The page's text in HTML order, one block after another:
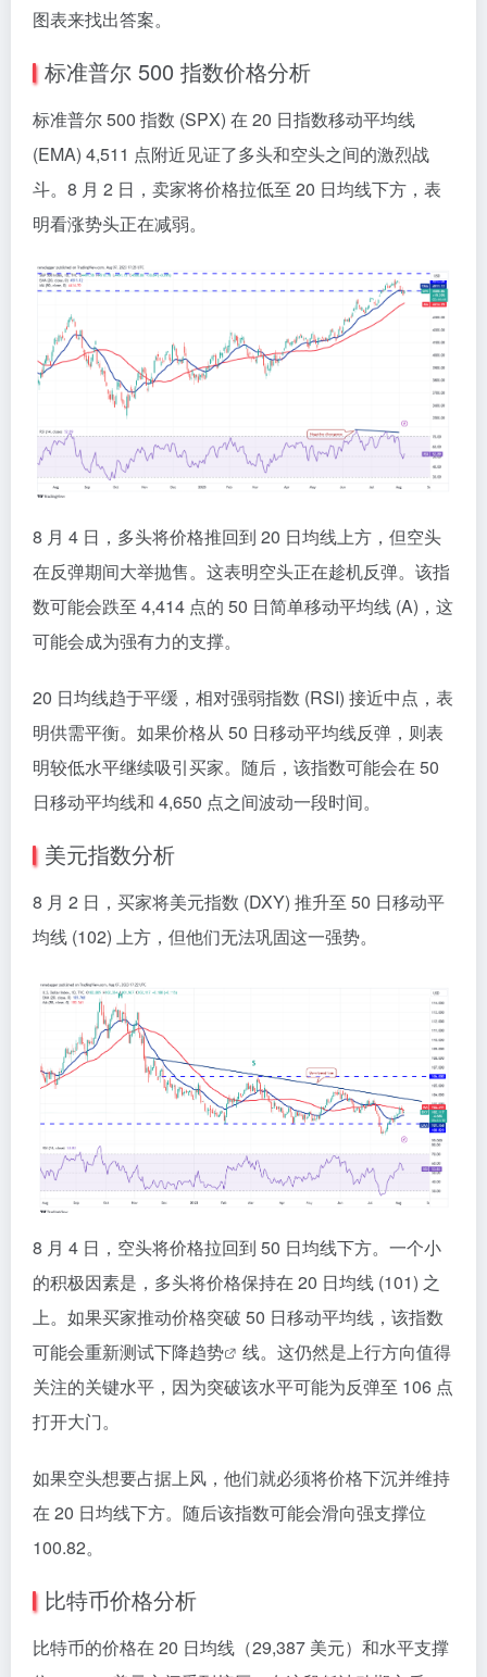
图表来找出答案。
标准普尔 500 指数价格分析
标准普尔 500 指数 (SPX) 在 20 日指数移动平均线
(EMA) 4,511 点附近见证了多头和空头之间的激烈战
斗。8 月 2 日，卖家将价格拉低至 20 日均线下方，表
明看涨势头正在减弱。
8 月 4 日，多头将价格推回到 20 日均线上方，但空头
在反弹期间大举抛售。这表明空头正在趁机反弹。该指
数可能会跌至 4,414 点的 50 日简单移动平均线 (A)，这
可能会成为强有力的支撑。
20 日均线趋于平缓，相对强弱指数 (RSI) 接近中点，表
明供需平衡。如果价格从 50 日移动平均线反弹，则表
明较低水平继续吸引买家。随后，该指数可能会在 50
日移动平均线和 4,650 点之间波动一段时间。
美元指数分析
8 月 2 日，买家将美元指数 (DXY) 推升至 50 日移动平
均线 (102) 上方，但他们无法巩固这一强势。
8 月 4 日，空头将价格拉回到 50 日均线下方。一个小
的积极因素是，多头将价格保持在 20 日均线 (101) 之
上。如果买家推动价格突破 50 日移动平均线，该指数
可能会重新测试下降趋势
线。这仍然是上行方向值得
关注的关键水平，因为突破该水平可能为反弹至 106 点
打开大门。
如果空头想要占据上风，他们就必须将价格下沉并维持
在 20 日均线下方。随后该指数可能会滑向强支撑位
100.82。
比特币价格分析
比特币的价格在 20 日均线（29,387 美元）和水平支撑